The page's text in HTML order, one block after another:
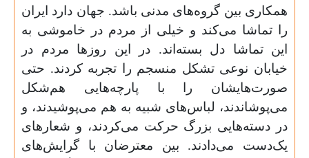
همکاری بین گروه‌های مدنی باشد. جهان دارد ایران
را تماشا می‌کند و خیلی از مردم در خاموشی به
این تماشا دل بسته‌اند. در این روزها مردم در
خیابان نوعی تشکل منسجم را تجربه کردند. حتی
صورت‌هایشان را با پارچه‌هایی هم‌شکل
می‌پوشاندند، لباس‌های شبیه به هم می‌پوشیدند، و
در دسته‌هایی بزرگ حرکت می‌کردند، و شعارهای
یک‌دست می‌دادند. بین معترضان با گرایش‌های